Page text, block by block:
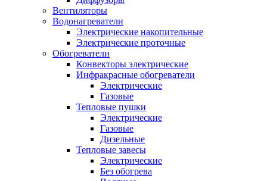
Вентиляторы
Водонагреватели
Электрические накопительные
Электрические проточные
Обогреватели
Конвекторы электрические
Инфракрасные обогреватели
Электрические
Газовые
Тепловые пушки
Электрические
Газовые
Дизельные
Тепловые завесы
Электрические
Без обогрева